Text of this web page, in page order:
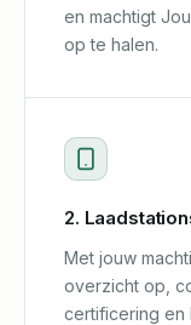
en machtigt
op te halen.
2.
Met jouw
overzicht op,
certificering en